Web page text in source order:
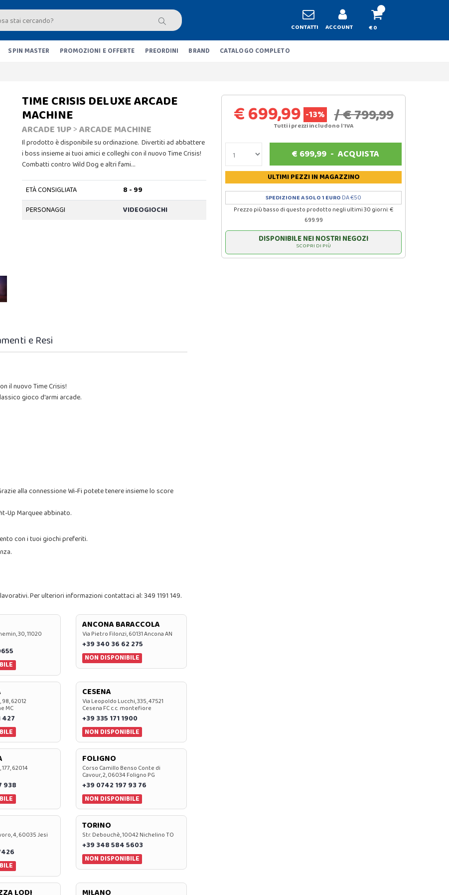
CONTATTI ACCOUNT € 0
SPIN MASTER PROMOZIONI E OFFERTE PREORDINI BRAND CATALOGO COMPLETO
TIME CRISIS DELUXE ARCADE
MACHINE
ARCADE 1UP>ARCADE MACHINE
Il prodotto è disponibile su ordinazione. Divertiti ad abbattere
i boss insieme ai tuoi amici e colleghi con il nuovo Time Crisis!
Combatti contro Wild Dog e altri fami…
ETÀ CONSIGLIATA
8 - 99
PERSONAGGI
VIDEOGIOCHI
€ 699,99 -13% / € 799,99
Tutti i prezzi includono l'IVA
€ 699,99 -ACQUISTA
ULTIMI PEZZIIN MAGAZZINO
SPEDIZIONE A SOLO 1 EURO DA €50
Prezzo più basso di questo prodotto negli ultimi 30 giorni: €
699.99
DISPONIBILE NEI NOSTRI NEGOZI
SCOPRI DI PIÙ
e Resi
il nuovo Time Crisis!
gioco d'armi arcade.
alla connessione Wi-Fi potete tenere insieme lo score
Up Marquee abbinato.
con i tuoi giochi preferiti.
Per ulteriori informazioni contattaci al: 349 1191 149.
30, 11020
ANCONA BARACCOLA
Via Pietro Filonzi, 60131 Ancona AN
+39 340 36 62 275
NON DISPONIBILE
62012
MC
427
CESENA
Via Leopoldo Lucchi, 335, 47521
Cesena FC c.c. montefiore
+39 335 171 1900
NON DISPONIBILE
62014
938
FOLIGNO
Corso Camillo Benso Conte di
Cavour, 2, 06034 Foligno PG
+39 0742 197 93 76
NON DISPONIBILE
4, 60035 Jesi
TORINO
Str. Debouchè, 10042 Nichelino TO
+39 348 584 5603
NON DISPONIBILE